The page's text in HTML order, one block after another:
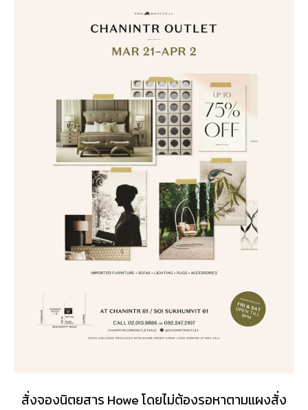
สั่งจองนิตยสาร Howe โดยไม่ต้องรอหาตามแผงสั่ง